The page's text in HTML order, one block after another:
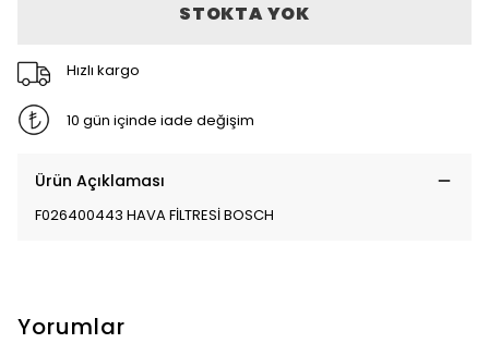
STOKTA YOK
Hızlı kargo
10 gün içinde iade değişim
Ürün Açıklaması
F026400443 HAVA FİLTRESİ BOSCH
Yorumlar